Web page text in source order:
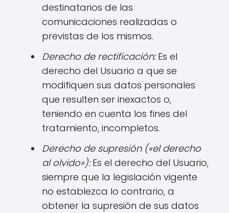
destinatarios de las
comunicaciones realizadas o
previstas de los mismos.
Derecho de rectificación:Es el
derecho del Usuario a que se
modifiquen sus datos personales
que resulten ser inexactos o,
teniendo en cuenta los fines del
tratamiento, incompletos.
Derecho de supresión («el derecho
al olvido»):Es el derecho del Usuario,
siempre que la legislación vigente
no establezca lo contrario, a
obtener la supresión de sus datos